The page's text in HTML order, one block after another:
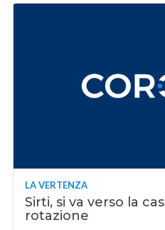
LA VERTENZA
Sirti, si va verso la
rotazione